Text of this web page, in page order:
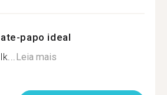
papo ideal
Leia mais